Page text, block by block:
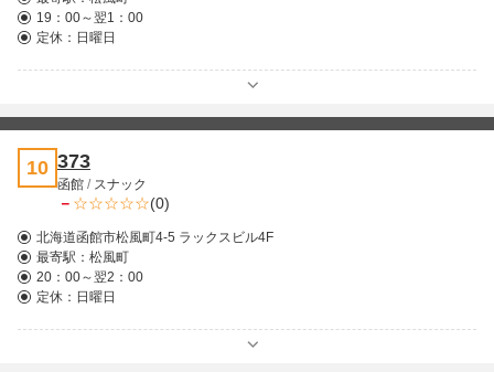
19：00～翌1：00
定休：日曜日
10 373
函館 / スナック
－ (0)
北海道函館市松風町4-5 ラックスビル4F
最寄駅： 松風町
20：00～翌2：00
定休：日曜日